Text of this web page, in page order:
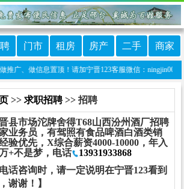
门市 租房 房产 二手 商家
广、做信息置顶！请加宁晋123客服微信：ningjin009
>> 求职招聘>> 招聘
县市场沱牌舍得T68山西汾州酒厂招聘
业务员，有驾照有食品啤酒白酒类销
验优先，X综合薪资4000-10000，年入
+不是梦，电话
13931933868
电话咨询时，请一定说明在宁晋123看到
谢谢！】